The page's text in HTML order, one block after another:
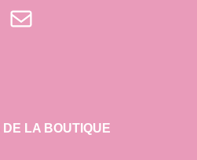
E-mail
DE LA BOUTIQUE